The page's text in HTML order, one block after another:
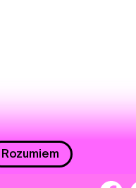
Rozumiem